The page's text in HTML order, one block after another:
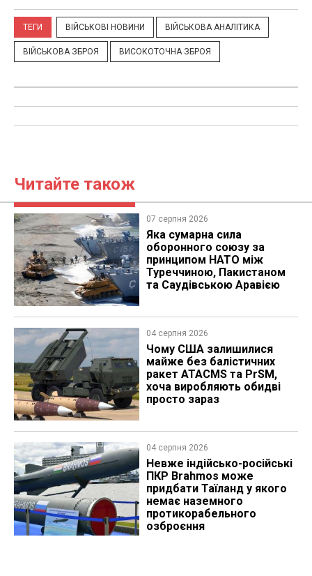
ТЕГИ ВІЙСЬКОВІ НОВИНИ ВІЙСЬКОВА АНАЛІТИКА
ВІЙСЬКОВА ЗБРОЯ ВИСОКОТОЧНА ЗБРОЯ
Читайте також
07 серпня 2026
Яка сумарна сила
оборонного союзу за
принципом НАТО між
Туреччиною, Пакистаном
та Саудівською Аравією
04 серпня 2026
Чому США залишилися
майже без балістичних
ракет ATACMS та PrSM,
хоча виробляють обидві
просто зараз
04 серпня 2026
Невже індійсько-російські
ПКР Brahmos може
придбати Таїланд у якого
немає наземного
протикорабельного
озброєння